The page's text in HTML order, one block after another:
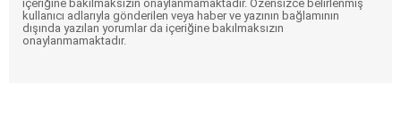
içeriğine bakılmaksızın onaylanmamaktadır. Özensizce belirlenmiş
kullanıcı adlarıyla gönderilen veya haber ve yazının bağlamının
dışında yazılan yorumlar da içeriğine bakılmaksızın
onaylanmamaktadır.